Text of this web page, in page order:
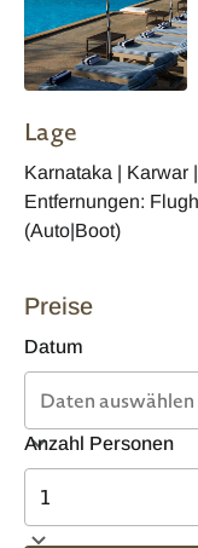
Lage
Karnataka | Karwar
Entfernungen:
(Auto|Boot)
Preise
Datum
Anzahl Personen